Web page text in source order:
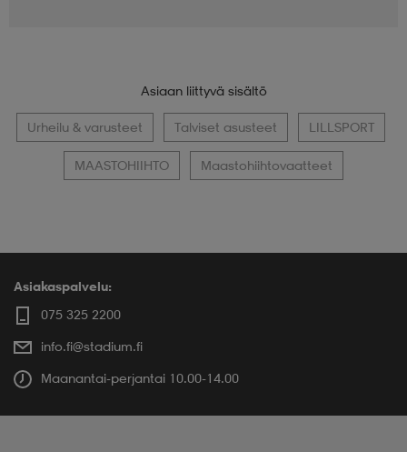
Asiaan liittyvä sisältö
Urheilu & varusteet Talviset asusteet LILLSPORT
MAASTOHIIHTO Maastohiihtovaatteet
Asiakaspalvelu:
075 325 2200
info.fi@stadium.fi
Maanantai-perjantai 10.00-14.00